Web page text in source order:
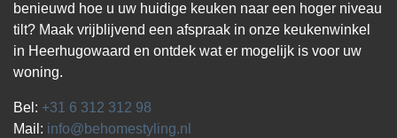
benieuwd hoe u uw huidige keuken naar een hoger niveau
tilt? Maak vrijblijvend een afspraak in onze keukenwinkel
in Heerhugowaard en ontdek wat er mogelijk is voor uw
woning.
Bel: +31 6 312 312 98
Mail: info@behomestyling.nl